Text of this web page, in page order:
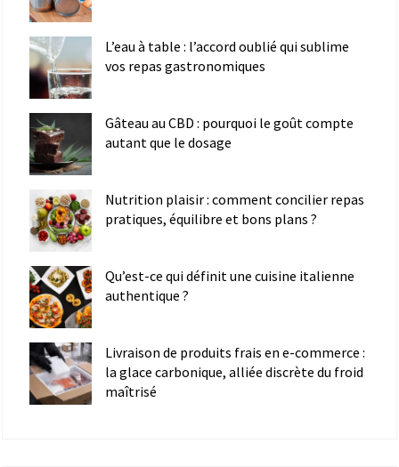
L’eau à table : l’accord oublié qui sublime
vos repas gastronomiques
Gâteau au CBD : pourquoi le goût compte
autant que le dosage
Nutrition plaisir : comment concilier repas
pratiques, équilibre et bons plans ?
Qu’est-ce qui définit une cuisine italienne
authentique ?
Livraison de produits frais en e-commerce :
la glace carbonique, alliée discrète du froid
maîtrisé